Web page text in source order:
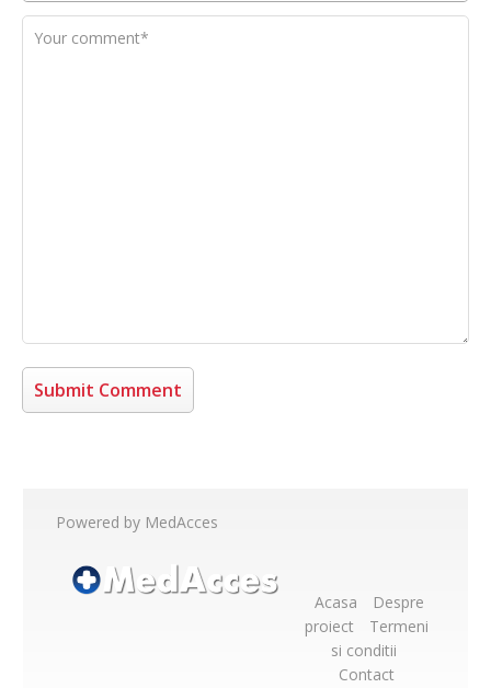
Powered by MedAcces
Acasa
Despre
proiect
Termeni
si conditii
Contact